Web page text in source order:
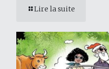
Lire la suite